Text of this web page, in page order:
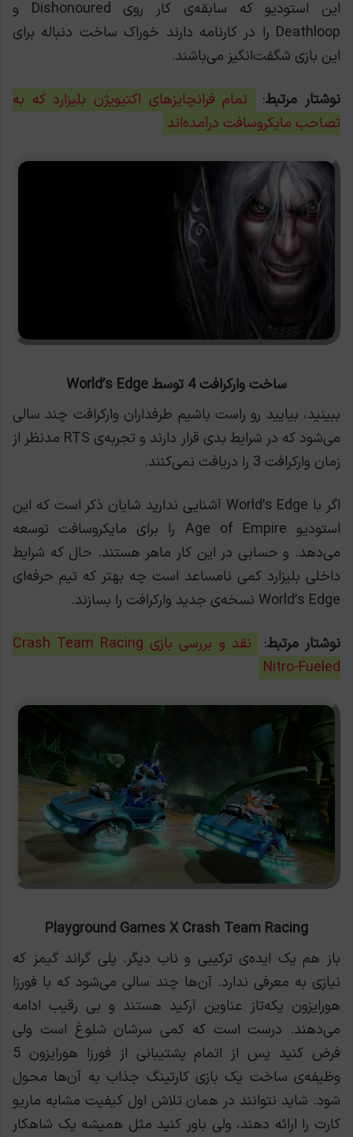
این استودیو که سابقه‌ی کار روی Dishonoured و
Deathloop را در کارنامه دارند خوراک ساخت دنباله برای
این بازی شگفت‌انگیز می‌باشند.
نوشتار مرتبط:
تمام فرانچایزهای اکتیویژن بلیزارد که به
تصاحب مایکروسافت درآمده‌اند
ساخت وارکرافت 4 توسط World’s Edge
ببینید، بیایید رو راست باشیم طرفداران وارکرافت چند سالی
می‌شود که در شرایط بدی قرار دارند و تجربه‌ی RTS مدنظر از
زمان وارکرافت 3 را دریافت نمی‌کنند.
اگر با World’s Edge آشنایی ندارید شایان ذکر است که این
استودیو Age of Empire را برای مایکروسافت توسعه
می‌دهد. و حسابی در این کار ماهر هستند. حال که شرایط
داخلی بلیزارد کمی نامساعد است چه بهتر که تیم حرفه‌ای
World’s Edge نسخه‌ی جدید وارکرافت را بسازند.
نوشتار مرتبط:
نقد و بررسی بازی Crash Team Racing
Nitro-Fueled
Playground Games X Crash Team Racing
باز هم یک ایده‌ی ترکیبی و ناب دیگر. پلی گراند گیمز که
نیازی به معرفی ندارد. آن‌ها چند سالی می‌شود که با فورزا
هورایزون یکه‌تاز عناوین آرکید هستند و بی رقیب ادامه
می‌دهند. درست است که کمی سرشان شلوغ است ولی
فرض کنید پس از اتمام پشتیبانی از فورزا هورایزون 5
وظيفه‌ی ساخت یک بازی کارتینگ جذاب به آن‌ها محول
شود. شاید نتوانند در همان تلاش اول کیفیت مشابه ماریو
کارت را ارائه دهند، ولی باور کنید مثل همیشه یک شاهکار